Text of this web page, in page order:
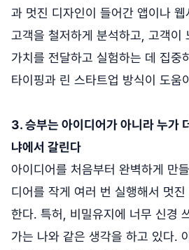
과 멋진 디자인이 들어간 앱이나
고객을 철저하게 분석하고, 고객이
가치를 전달하고 실험하는 데 집중
타이핑과 린 스타트업 방식이 도움
3. 승부는 아이디어가 아니라 누가
냐에서 갈린다
아이디어를 처음부터 완벽하게 만
디어를 작게 여러 번 실행해서 멋
한다. 특허, 비밀유지에 너무 신경
가는 나와 같은 생각을 하고 있다.